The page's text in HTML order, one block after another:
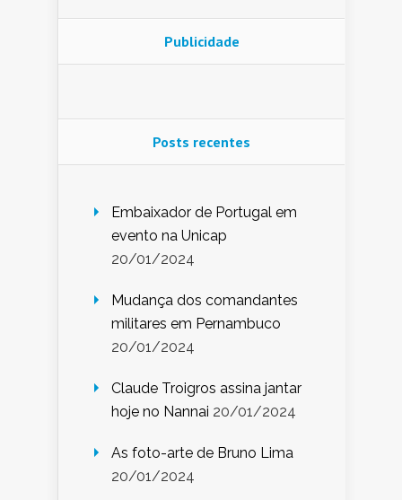
Publicidade
Posts recentes
Embaixador de Portugal em
evento na Unicap
20/01/2024
Mudança dos comandantes
militares em Pernambuco
20/01/2024
Claude Troigros assina jantar
hoje no Nannai 20/01/2024
As foto-arte de Bruno Lima
20/01/2024